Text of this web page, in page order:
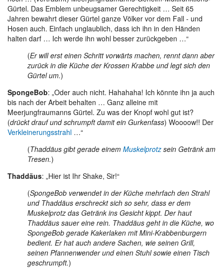
Gürtel. Das Emblem unbeugsamer Gerechtigkeit … Seit 65
Jahren bewahrt dieser Gürtel ganze Völker vor dem Fall - und
Hosen auch. Einfach unglaublich, dass ich ihn in den Händen
halten darf … Ich werde ihn wohl besser zurückgeben …“
(Er will erst einen Schritt vorwärts machen, rennt dann aber
zurück in die Küche der Krossen Krabbe und legt sich den
Gürtel um.)
SpongeBob: „Oder auch nicht. Hahahaha! Ich könnte ihn ja auch
bis nach der Arbeit behalten … Ganz alleine mit
Meerjungfraumanns Gürtel. Zu was der Knopf wohl gut ist?
(drückt drauf und schrumpft damit ein Gurkenfass) Woooow!! Der
Verkleinerungsstrahl …“
(Thaddäus gibt gerade einem Muskelprotz sein Getränk am
Tresen.)
Thaddäus: „Hier ist Ihr Shake, Sir!“
(SpongeBob verwendet in der Küche mehrfach den Strahl
und Thaddäus erschreckt sich so sehr, dass er dem
Muskelprotz das Getränk ins Gesicht kippt. Der haut
Thaddäus sauer eine rein. Thaddäus geht in die Küche, wo
SpongeBob gerade Kakerlaken mit Mini-Krabbenburgern
bedient. Er hat auch andere Sachen, wie seinen Grill,
seinen Pfannenwender und einen Stuhl sowie einen Tisch
geschrumpft.)